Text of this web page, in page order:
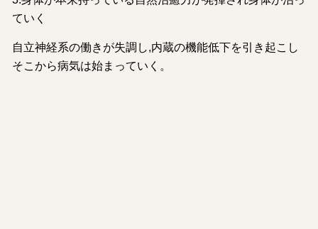
ていく
自立神経系の働きが失調し,内蔵の機能低下を引き起こし
そこから病気は始まっていく。